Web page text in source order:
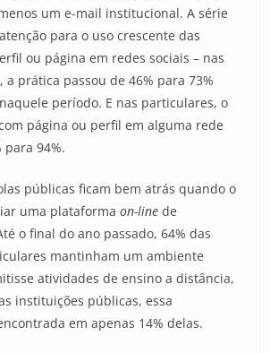
um e-mail institucional. A série
para o uso crescente das
ou página em redes sociais – nas
a prática passou de 46% para 73%
período. E nas particulares, o
página ou perfil em alguma rede
para 94%.
públicas ficam bem atrás quando o
uma plataforma on-line de
o final do ano passado, 64% das
mantinham um ambiente
atividades de ensino a distância,
instituições públicas, essa
em apenas 14% delas.